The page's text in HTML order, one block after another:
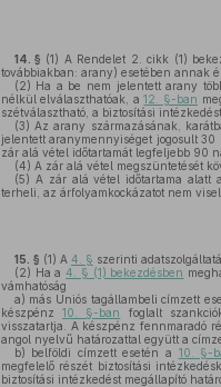
14. § (1) A Rendelet 2. cikk (1)
továbbiakban: arany) esetében annak
(2) Ha a be nem jelentett arany
nélkül elválaszthatóak, a12. §-ban
szétválasztható, a biztosítási
(3) Az arany származásának,
jelentett aranymennyiséget jogosult
zár alá vétel időtartamát legfeljebb 90
(4) A zár alá vétel megszüntetését
(5) A zár alá vétel időtartama alatt
terheli, az árfolyamkockázatot nem
15. § (1) A 4. § szerinti
(2) Ha a4. § (1) bekezdésben
vámhatóság
a) más Uniós tagállambeli címzett
készpénz10. §-ban
foglalt
visszatartja. A készpénz fennmaradó
angol nyelvű határozattal együtt a
b) belföldi címzett esetén a 10. §-
megfelelő részét biztosítási
biztosítási intézkedést megállapító